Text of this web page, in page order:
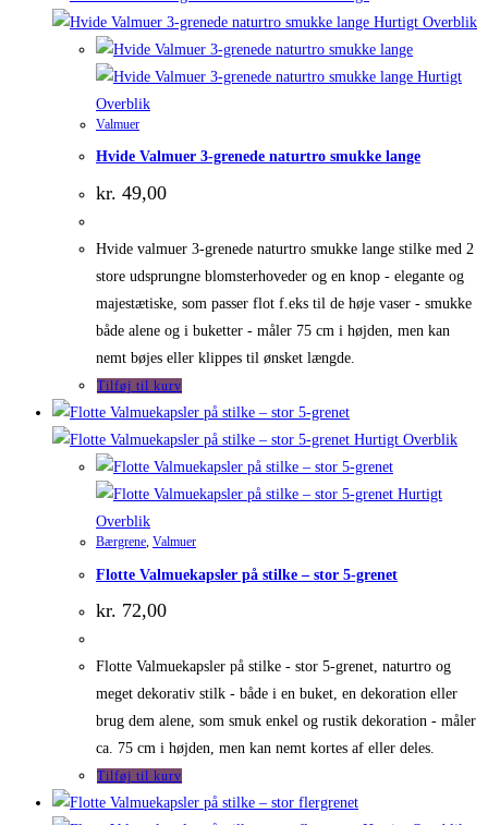
Hurtigt Overblik
Hurtigt
Overblik
Valmuer
Hvide Valmuer 3-grenede naturtro smukke lange
kr. 49,00
Hvide valmuer 3-grenede naturtro smukke lange stilke med 2
store udsprungne blomsterhoveder og en knop - elegante og
majestætiske, som passer flot f.eks til de høje vaser - smukke
både alene og i buketter - måler 75 cm i højden, men kan
nemt bøjes eller klippes til ønsket længde.
Tilføj til kurv
Hurtigt Overblik
Hurtigt
Overblik
Bærgrene, Valmuer
Flotte Valmuekapsler på stilke – stor 5-grenet
kr. 72,00
Flotte Valmuekapsler på stilke - stor 5-grenet, naturtro og
meget dekorativ stilk - både i en buket, en dekoration eller
brug dem alene, som smuk enkel og rustik dekoration - måler
ca. 75 cm i højden, men kan nemt kortes af eller deles.
Tilføj til kurv